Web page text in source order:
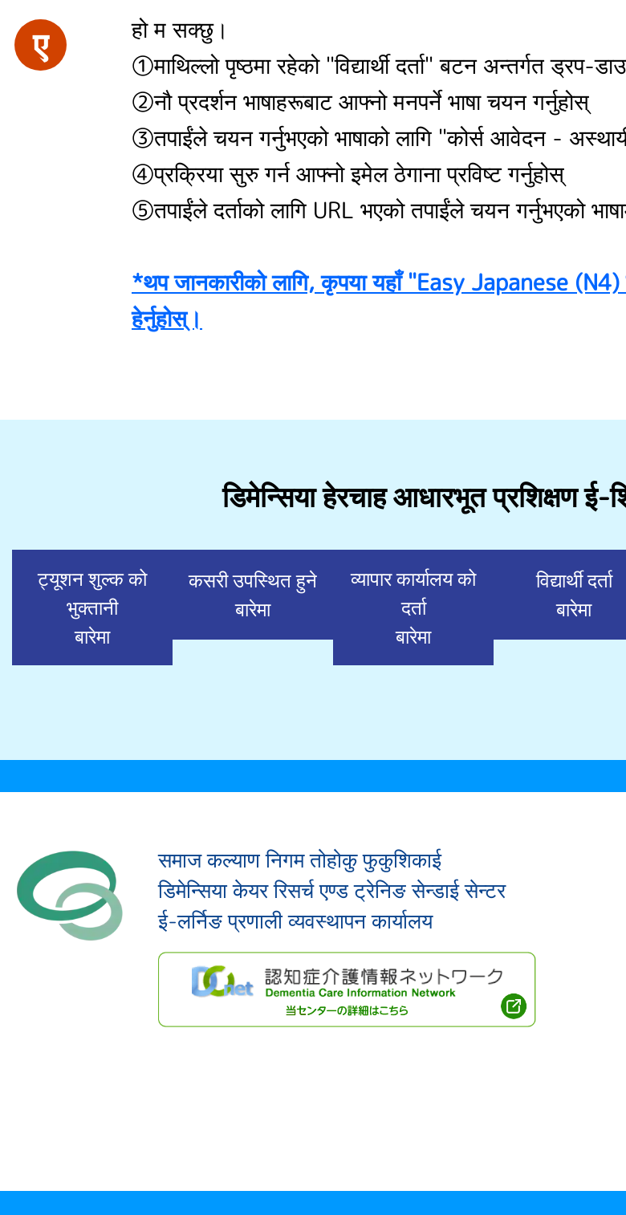
ए
हो म सक्छु।
①माथिल्लो पृष्ठमा रहेको "विद्यार्थी दर्ता" बटन अन्तर्गत ड्रप-
②नौ प्रदर्शन भाषाहरूबाट आफ्नो मनपर्ने भाषा चयन गर्नुहोस्
③तपाईंले चयन गर्नुभएको भाषाको लागि "कोर्स आवेदन -
④प्रक्रिया सुरु गर्न आफ्नो इमेल ठेगाना प्रविष्ट गर्नुहोस्
⑤तपाईंले दर्ताको लागि URL भएको तपाईंले चयन गर्नुभएको
*थप जानकारीको लागि, कृपया यहाँ "Easy Japanese (N4)
हेर्नुहोस्।
डिमेन्सिया हेरचाह आधारभूत प्रशिक्षण ई-
ट्यूशन शुल्क को
भुक्तानी
बारेमा
कसरी उपस्थित हुने
बारेमा
व्यापार कार्यालय को
दर्ता
बारेमा
विद्यार्थी दर्ता
बारेमा
समाज कल्याण निगम तोहोकु फुकुशिकाई
डिमेन्सिया केयर रिसर्च एण्ड ट्रेनिङ सेन्डाई सेन्टर
ई-लर्निङ प्रणाली व्यवस्थापन कार्यालय